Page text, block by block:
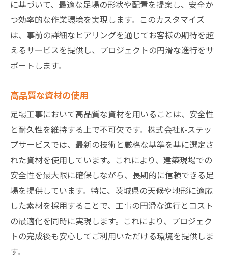
に基づいて、最適な足場の形状や配置を提案し、安全か
つ効率的な作業環境を実現します。このカスタマイズ
は、事前の詳細なヒアリングを通じてお客様の期待を超
えるサービスを提供し、プロジェクトの円滑な進行をサ
ポートします。
高品質な資材の使用
足場工事において高品質な資材を用いることは、安全性
と耐久性を維持する上で不可欠です。株式会社K-ステッ
プサービスでは、最新の技術と厳格な基準を基に選定さ
れた資材を使用しています。これにより、建築現場での
安全性を最大限に確保しながら、長期的に信頼できる足
場を提供しています。特に、茨城県の天候や地形に適応
した素材を採用することで、工事の円滑な進行とコスト
の最適化を同時に実現します。これにより、プロジェク
トの完成後も安心してご利用いただける環境を提供しま
す。